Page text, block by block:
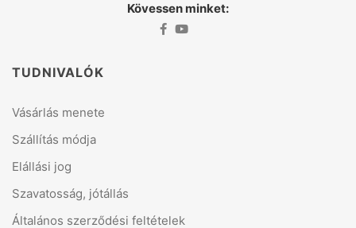
Kövessen minket:
TUDNIVALÓK
Vásárlás menete
Szállítás módja
Elállási jog
Szavatosság, jótállás
Általános szerződési feltételek